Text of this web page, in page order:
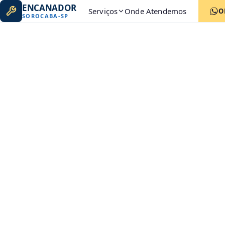
ENCANADOR
SOROCABA-SP Serviços Onde Atendemos